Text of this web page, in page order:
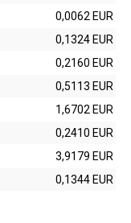
0,0062 EUR
0,1324 EUR
0,2160 EUR
0,5113 EUR
1,6702 EUR
0,2410 EUR
3,9179 EUR
0,1344 EUR